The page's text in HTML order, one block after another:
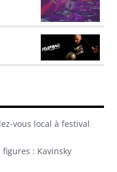
vous local à festival
figures : Kavinsky